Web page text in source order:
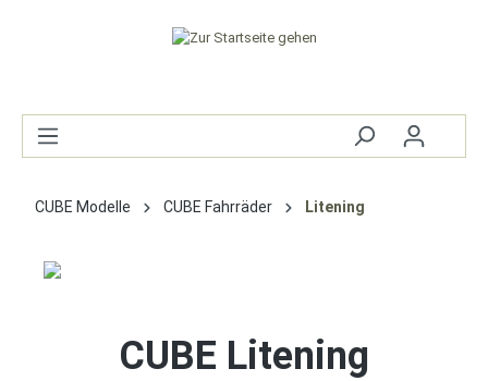
CUBE Modelle CUBE Fahrräder Litening
CUBE Litening